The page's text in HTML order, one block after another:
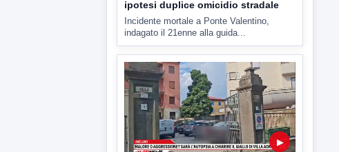
7 AGOSTO 2026 CRONACA
Malore o aggressione? Sarà
Adriana
Sarà affidato con ogni probabilità all'inizio
della prossima settimana l'incarico...